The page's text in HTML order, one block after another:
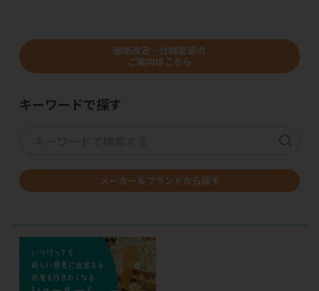
価格改定・仕様変更の
ご案内はこちら
キーワードで探す
メーカー＆ブランドから探す